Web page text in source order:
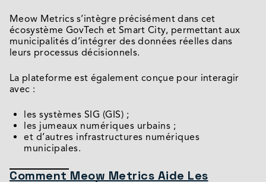
Meow Metrics s’intègre précisément dans cet
écosystème GovTech et Smart City, permettant aux
municipalités d’intégrer des données réelles dans
leurs processus décisionnels.
La plateforme est également conçue pour interagir
avec :
les systèmes SIG (GIS) ;
les jumeaux numériques urbains ;
et d’autres infrastructures numériques
municipales.
Comment Meow Metrics Aide Les